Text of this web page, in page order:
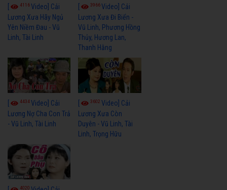
4116Video] Cải
Lương Xưa Hãy Ngủ
Yên Niềm Đau - Vũ
Linh, Tài Linh
3966Video] Cải
Lương Xưa Đi Biển -
Vũ Linh, Phương Hồng
Thủy, Hương Lan,
Thanh Hằng
4434Video] Cải
Lương Nợ Cha Con Trả
- Vũ Linh, Tài Linh
3602Video] Cải
Lương Xưa Còn
Duyên - Vũ Linh, Tài
Linh, Trọng Hữu
4020